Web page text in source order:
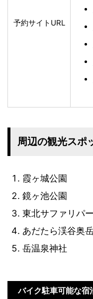
予約サイトURL
周辺の観光スポ
霞ヶ城公園
鏡ヶ池公園
東北サファリパ
あだたら渓谷奥
岳温泉神社
バイク駐車可能な宿